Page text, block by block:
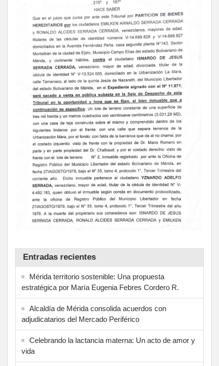
Entradas recientes
Mérida territorio sostenible: Una propuesta
estratégica por María Eugenia Febres Cordero R.
Alcaldía de Mérida consolida acuerdos con
adjudicatarios del Mercado Periférico
Celebrando la lactancia materna: Un acto de amor y
vida